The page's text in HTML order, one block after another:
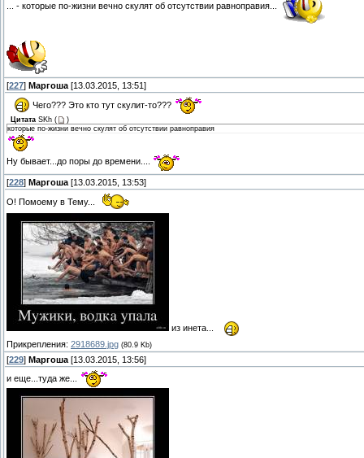
... - которые по-жизни вечно скулят об отсутствии равноправия...
[227] Маргоша [13.03.2015, 13:51]
Чего??? Это кто тут скулит-то???
Цитата SKh (
)
которые по-жизни вечно скулят об отсутствии равноправия
Ну бывает...до поры до времени....
[228] Маргоша [13.03.2015, 13:53]
О! Помоему в Тему...
из инета...
Прикрепления: 2918689.jpg (80.9 Kb)
[229] Маргоша [13.03.2015, 13:56]
и еще...туда же...